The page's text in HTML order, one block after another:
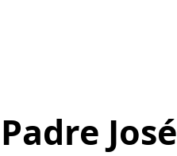
José